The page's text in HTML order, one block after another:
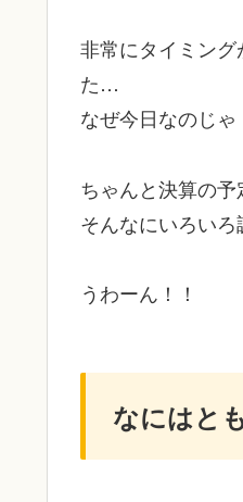
非常にタイミン
た…
なぜ今日なのじゃ
ちゃんと決算の
そんなにいろい
うわーん！！
なにはと